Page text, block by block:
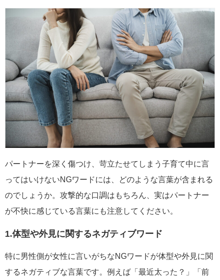
パートナーを深く傷つけ、苛立たせてしまう子育て中に言
ってはいけないNGワードには、どのような言葉が含まれる
のでしょうか。攻撃的な口調はもちろん、実はパートナー
が不快に感じている言葉にも注意してください。
1.体型や外見に関するネガティブワード
特に男性側が女性に言いがちなNGワードが体型や外見に関
するネガティブな言葉です。例えば「最近太った？」「前